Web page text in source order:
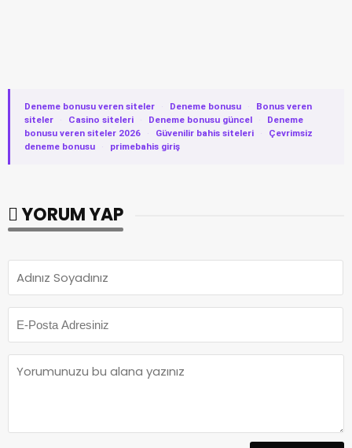
Deneme bonusu veren siteler · Deneme bonusu ·
Bonus veren
siteler
· Casino siteleri · Deneme bonusu güncel ·
Deneme
bonusu veren siteler 2026
· Güvenilir bahis siteleri ·
Çevrimsiz
deneme bonusu
· primebahis giriş
YORUM YAP